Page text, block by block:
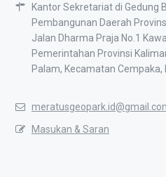
Kantor Sekretariat di Gedung
Pembangunan Daerah
Jalan Dharma Praja No.1
Pemerintahan Provinsi
Palam, Kecamatan Cempaka,
Masukan & Saran